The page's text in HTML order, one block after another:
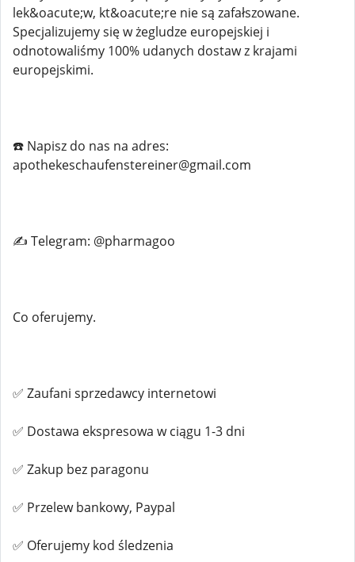
lek&oacute;w, kt&oacute;re nie są zafałszowane.
Specjalizujemy się w żegludze europejskiej i
odnotowaliśmy 100% udanych dostaw z krajami
europejskimi.
☎️ Napisz do nas na adres:
apothekeschaufenstereiner@gmail.com
✍️ Telegram: @pharmagoo
Co oferujemy.
✅ Zaufani sprzedawcy internetowi
✅ Dostawa ekspresowa w ciągu 1-3 dni
✅ Zakup bez paragonu
✅ Przelew bankowy, Paypal
✅ Oferujemy kod śledzenia